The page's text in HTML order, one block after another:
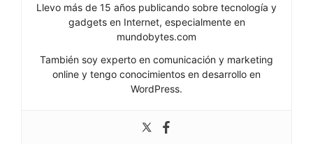
Llevo más de 15 años publicando sobre tecnología y
gadgets en Internet, especialmente en
mundobytes.com
También soy experto en comunicación y marketing
online y tengo conocimientos en desarrollo en
WordPress.